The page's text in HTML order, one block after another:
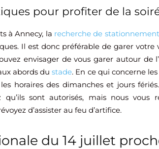
pour profiter de la
à Annecy, la recherche de stationnement
Il est donc préférable de garer votre
envisager de vous garer autour de
abords dustade. En ce qui concerne
horaires des dimanches et jours
qu’ils sont autorisés, mais nous vous
d’assister au feu d’artifice.
du 14 juillet